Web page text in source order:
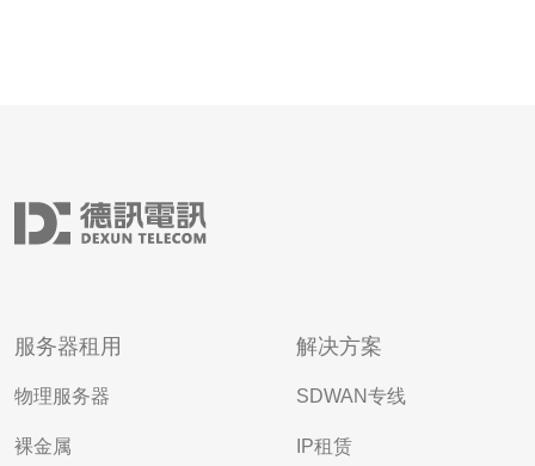
服务器租用
物理服务器
裸金属
解决方案
SDWAN专线
IP租赁